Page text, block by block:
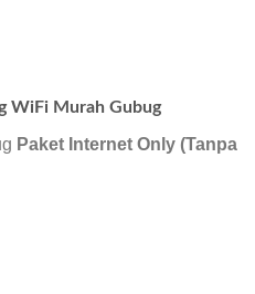
WiFi Murah Gubug
Paket Internet Only (Tanpa